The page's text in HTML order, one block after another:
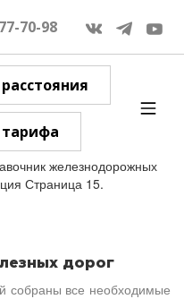
70-98
тарифа
железнодорожных
Страница 15.
дорог
собраны все необходимые